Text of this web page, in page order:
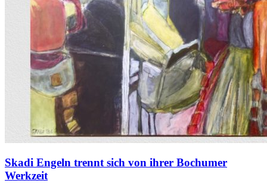
Skadi Engeln trennt sich von ihrer Bochumer
Werkzeit